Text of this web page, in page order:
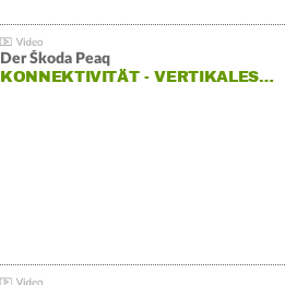
Der Škoda Peaq
KONNEKTIVITÄT - VERTIKALES…